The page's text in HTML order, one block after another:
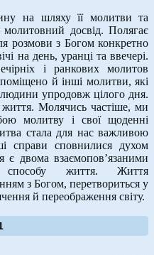
на шляху її молитви та
досвід. Полягає
розмови з Богом конкретно
на день, уранці та ввечері.
і ранкових молитов
й інші молитви, які
упродовж цілого дня.
Молячись частіше, ми
молитву і свої щоденні
стала для нас важливою
справи сповнилися духом
двома взаємопов’язаними
способу життя. Життя
з Богом, перетвориться у
й переображення світу.